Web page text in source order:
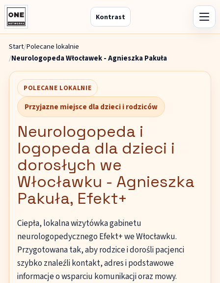
Kontrast
Start Polecane lokalnie
Neurologopeda Włocławek - Agnieszka Pakuła
POLECANE LOKALNIE
Przyjazne miejsce dla dzieci i rodziców
Neurologopeda i
logopeda dla dzieci i
dorosłych we
Włocławku - Agnieszka
Pakuła, Efekt+
Ciepła, lokalna wizytówka gabinetu
neurologopedycznego Efekt+ we Włocławku.
Przygotowana tak, aby rodzice i dorośli pacjenci
szybko znaleźli kontakt, adres i podstawowe
informacje o wsparciu komunikacji oraz mowy.